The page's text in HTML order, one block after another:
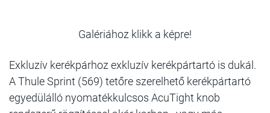
Galériához klikk a képre!
Exkluzív kerékpárhoz exkluzív kerékpártartó is dukál.
A Thule Sprint (569) tetőre szerelhető kerékpártartó
egyedülálló nyomatékkulcsos AcuTight knob